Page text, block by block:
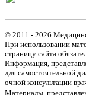
© 2011 - 2026
При использовании
страницу сайта
Информация,
для самостоятельной
очной консультации
Материалы,